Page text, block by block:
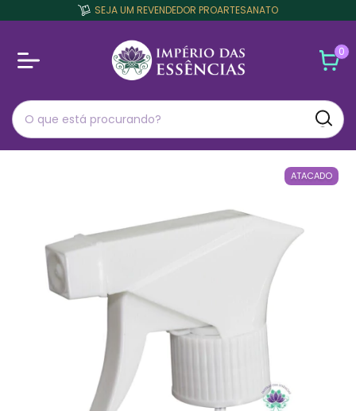
SEJA UM REVENDEDOR PROARTESANATO
0
ATACADO